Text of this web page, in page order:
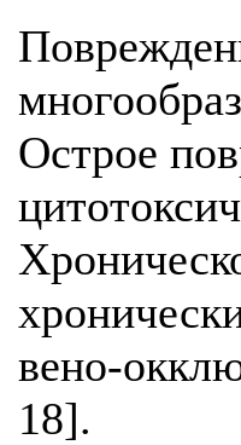
Острое
вено-
18].